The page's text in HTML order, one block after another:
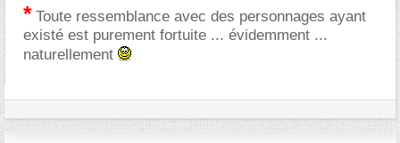
*Toute ressemblance avec des personnages ayant
existé est purement fortuite ... évidemment ...
naturellement